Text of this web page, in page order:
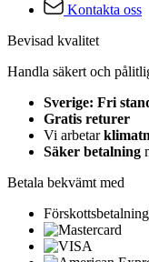
Kontakta oss
Bevisad kvalitet
Handla säkert och
Sverige: Fri
Gratis returer
Vi arbetar
Säker betalning
Betala bekvämt med
Förskottsbetalning